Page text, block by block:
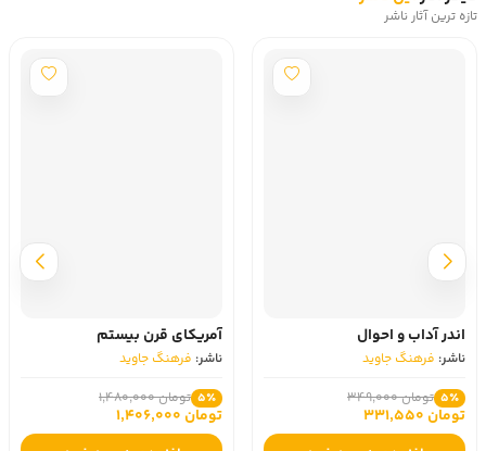
تازه ترین آثار ناشر
اندر آداب و احوال
ناشر: فرهنگ جاوید
5٪ تومان 349,000
تومان 331,550
آمریکای قرن بیستم
ناشر: فرهنگ جاوید
5٪ تومان 1,480,000
تومان 1,406,000